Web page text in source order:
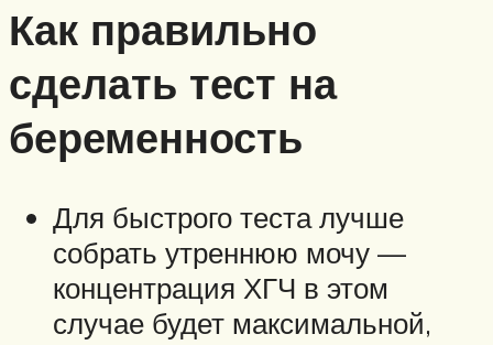
Как правильно
сделать тест на
беременность
Для быстрого теста лучше
собрать утреннюю мочу —
концентрация ХГЧ в этом
случае будет максимальной,